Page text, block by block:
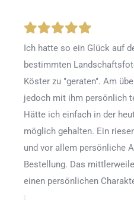
Ich hatte so ein Glück auf
bestimmten
Köster zu "geraten". Am
jedoch mit ihm persönlich
Hätte ich einfach in der
möglich gehalten. Ein
und vor allem persönliche
Bestellung. Das
einen persönlichen